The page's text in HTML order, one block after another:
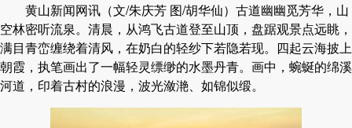
黄山新闻网讯（文/朱庆芳 图/胡华仙） 古道幽幽觅芳华，山
空林密听流泉。清晨，从鸿飞古道登至山顶，盘踞观景点远眺，
满目青峦缠绕着清风，在奶白的轻纱下若隐若现。四起云海披上
朝霞，执笔画出了一幅轻灵缥缈的水墨丹青。画中，蜿蜒的绵溪
河道，印着古村的浪漫，波光潋滟、如锦似缎。